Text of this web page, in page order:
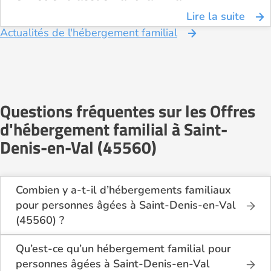
Lire la suite
Actualités de l'hébergement familial
Questions fréquentes sur les Offres
d'hébergement familial à Saint-
Denis-en-Val (45560)
Combien y a-t-il d’hébergements familiaux
pour personnes âgées à Saint-Denis-en-Val
(45560) ?
Sur Logement-seniors.com, on recense actuellement
1 hébergements familiaux pour personnes âgées à
Saint-Denis-en-Val (45560) en 2026.
Qu’est-ce qu’un hébergement familial pour
personnes âgées à Saint-Denis-en-Val